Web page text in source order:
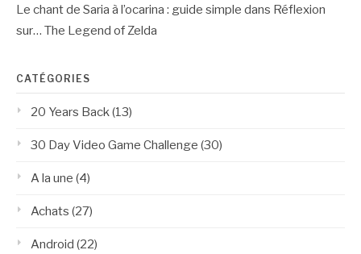
Le chant de Saria à l’ocarina : guide simple dans Réflexion
sur… The Legend of Zelda
CATÉGORIES
20 Years Back (13)
30 Day Video Game Challenge (30)
A la une (4)
Achats (27)
Android (22)